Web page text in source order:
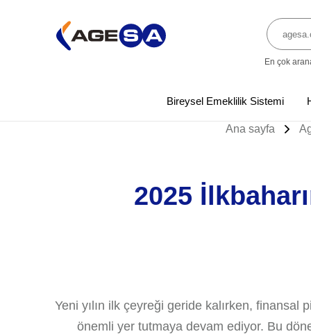
En çok
Bireysel Emeklilik Sistemi
Ana sayfa
2025
Yeni yılın ilk çeyreği geride kalırken, finansal
önemli yer tutmaya devam ediyor. Bu